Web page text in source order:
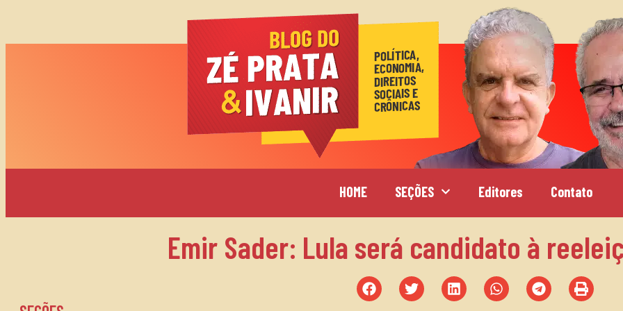
HOME SEÇÕES Editores Contato
Emir Sader: Lula será candidato à